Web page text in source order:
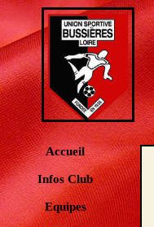
Accueil
Infos Club
Equipes